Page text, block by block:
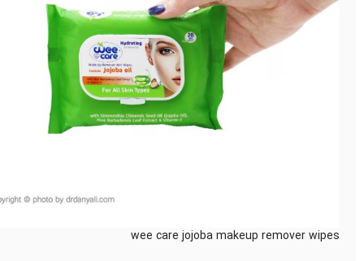
wee care jojoba makeup remover wipes